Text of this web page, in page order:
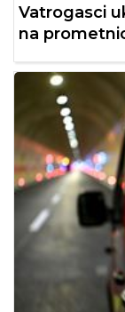
Vatrogasci
na